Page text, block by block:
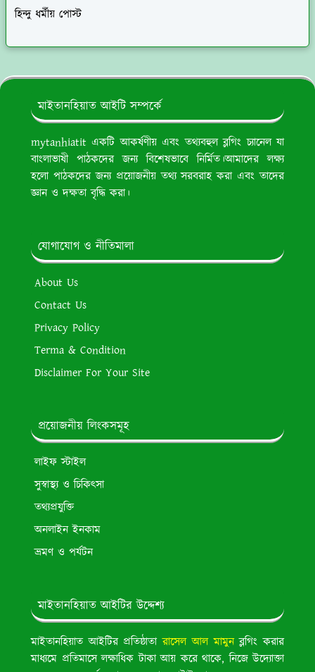
হিন্দু ধর্মীয় পোস্ট
মাইতানহিয়াত আইটি সম্পর্কে
mytanhiatit একটি আকর্ষণীয় এবং তথ্যবহুল ব্লগিং চ্যানেল যা
বাংলাভাষী পাঠকদের জন্য বিশেষভাবে নির্মিত।আমাদের লক্ষ্য
হলো পাঠকদের জন্য প্রয়োজনীয় তথ্য সরবরাহ করা এবং তাদের
জ্ঞান ও দক্ষতা বৃদ্ধি করা।
যোগাযোগ ও নীতিমালা
About Us
Contact Us
Privacy Policy
Terma & Condition
Disclaimer For Your Site
প্রয়োজনীয় লিংকসমূহ
লাইফ স্টাইল
সুস্বাস্থ্য ও চিকিৎসা
তথ্যপ্রযুক্তি
অনলাইন ইনকাম
ভ্রমণ ও পর্যটন
মাইতানহিয়াত আইটির উদ্দেশ্য
মাইতানহিয়াত আইটির প্রতিষ্ঠাতারাসেল আল মামুনব্লগিং করার
মাধ্যমে প্রতিমাসে লক্ষাধিক টাকা আয় করে থাকে, নিজে উদ্যোক্তা